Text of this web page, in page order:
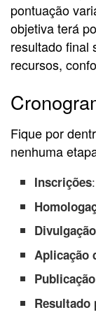
pontuação
objetiva terá
resultado final
recursos,
Fique por
nenhuma
Inscrições
Aplicação
Resultado